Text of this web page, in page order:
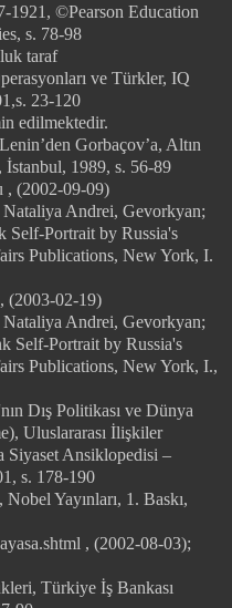
1921, ©Pearson Education
s. 78-98
taraf
ve Türkler, IQ
23-120
edilmektedir.
Gorbaçov’a, Altın
İstanbul, 1989, s. 56-89
, (2002-09-09)
Andrei, Gevorkyan;
Self-Portrait by Russia's
Publications, New York, I.
(2003-02-19)
Andrei, Gevorkyan;
Self-Portrait by Russia's
Publications, New York, I.,
Dış Politikası ve Dünya
Uluslararası İlişkiler
Siyaset Ansiklopedisi –
s. 178-190
Yayınları, 1. Baskı,
, (2002-08-03);
Türkiye İş Bankası